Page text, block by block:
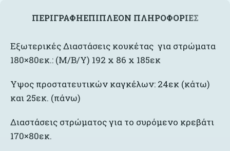
ΠΕΡΙΓΡΑΦΉΕΠΙΠΛΈΟΝ ΠΛΗΡΟΦΟΡΊΕΣ
Εξωτερικές Διαστάσεις κουκέτας για στρώματα
180×80εκ.: (Μ/Β/Υ) 192 x 86 x 185εκ
Υψος προστατευτικών καγκέλων: 24εκ (κάτω)
και 25εκ. (πάνω)
Διαστάσεις στρώματος για το συρόμενο κρεβάτι
170×80εκ.